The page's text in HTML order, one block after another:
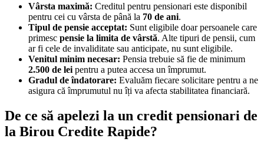
Vârsta maximă: Creditul pentru pensionari este disponibil
pentru cei cu vârsta de până la 70 de ani.
Tipul de pensie acceptat: Sunt eligibile doar persoanele care
primesc pensie la limita de vârstă. Alte tipuri de pensii, cum
ar fi cele de invaliditate sau anticipate, nu sunt eligibile.
Venitul minim necesar: Pensia trebuie să fie de minimum
2.500 de lei pentru a putea accesa un împrumut.
Gradul de îndatorare: Evaluăm fiecare solicitare pentru a ne
asigura că împrumutul nu îți va afecta stabilitatea financiară.
De ce să apelezi la un credit pensionari de
la Birou Credite Rapide?